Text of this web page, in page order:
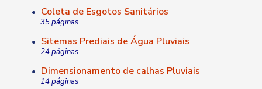
• Coleta de Esgotos Sanitários
35 páginas
• Sitemas Prediais de Água Pluviais
24 páginas
• Dimensionamento de calhas Pluviais
14 páginas